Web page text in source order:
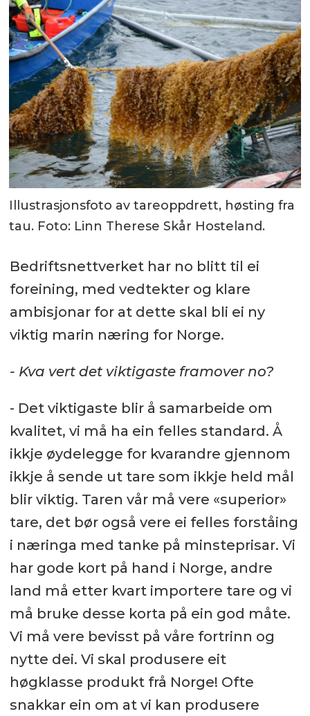
Illustrasjonsfoto av tareoppdrett, høsting fra
tau. Foto: Linn Therese Skår Hosteland.
Bedriftsnettverket har no blitt til ei
foreining, med vedtekter og klare
ambisjonar for at dette skal bli ei ny
viktig marin næring for Norge.
- Kva vert det viktigaste framover no?
- Det viktigaste blir å samarbeide om
kvalitet, vi må ha ein felles standard. Å
ikkje øydelegge for kvarandre gjennom
ikkje å sende ut tare som ikkje held mål
blir viktig. Taren vår må vere «superior»
tare, det bør også vere ei felles forståing
i næringa med tanke på minsteprisar. Vi
har gode kort på hand i Norge, andre
land må etter kvart importere tare og vi
må bruke desse korta på ein god måte.
Vi må vere bevisst på våre fortrinn og
nytte dei. Vi skal produsere eit
høgklasse produkt frå Norge! Ofte
snakkar ein om at vi kan produsere